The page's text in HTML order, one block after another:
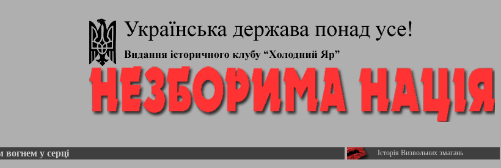
вогнем у серці Історія Визвольних змагань